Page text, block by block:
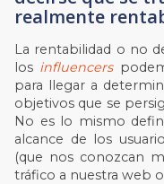
realmente
La rentabilidad o no
los influencers
para llegar a
objetivos que se
No es lo mismo
alcance de los
(que nos conozcan
tráfico a nuestra web